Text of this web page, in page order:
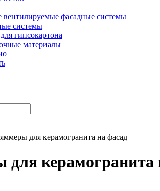
вентилируемые фасадные системы
системы
гипсокартона
материалы
для керамогранита на фасад
керамогранита